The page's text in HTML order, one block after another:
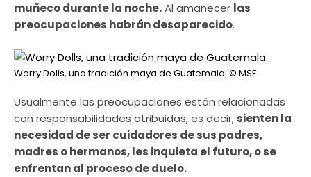
muñeco durante la noche.Al amanecer las
preocupaciones habrán desaparecido.
Worry Dolls, una tradición maya de Guatemala. © MSF
Usualmente las preocupaciones están relacionadas
con responsabilidades atribuidas, es decir, sienten la
necesidad de ser cuidadores de sus padres,
madres o hermanos, les inquieta el futuro, o se
enfrentan al proceso de duelo.